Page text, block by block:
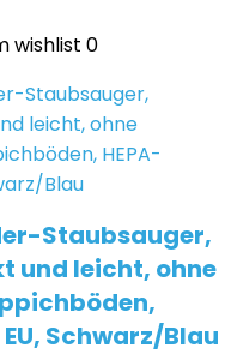
wishlist 0
Staubsauger,
und leicht, ohne
EU, Schwarz/Blau